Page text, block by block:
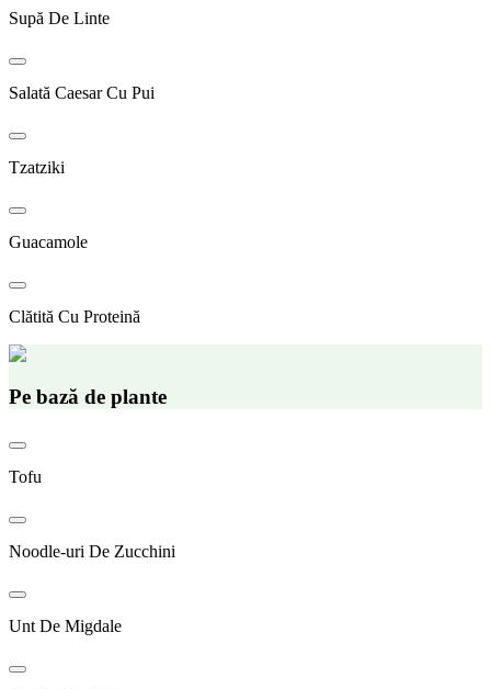
Supă De Linte
Salată Caesar Cu Pui
Tzatziki
Guacamole
Clătită Cu Proteină
Pe bază de plante
Tofu
Noodle-uri De Zucchini
Unt De Migdale